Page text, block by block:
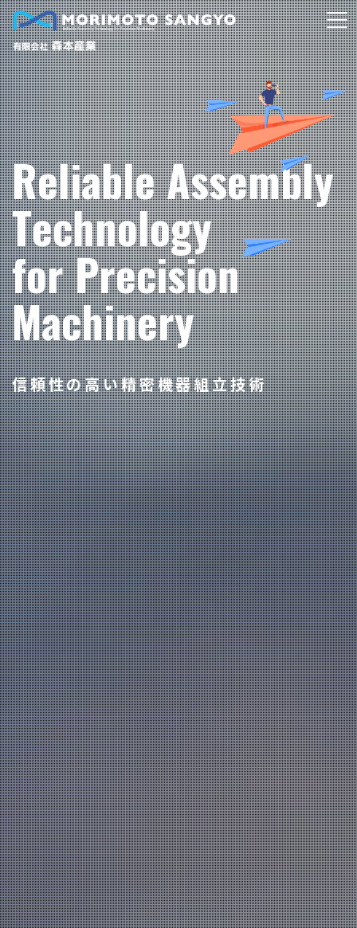
ReliableAssembly
Technology
forPrecision
Machinery
信頼性の高い精密機器組立技術